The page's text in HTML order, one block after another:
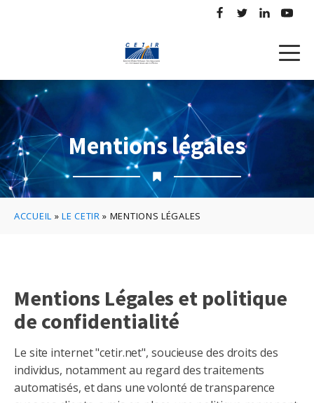
Mentions légales
ACCUEIL »LE CETIR » MENTIONS LÉGALES
Mentions Légales et politique
de confidentialité
Le site internet "cetir.net", soucieuse des droits des
individus, notamment au regard des traitements
automatisés, et dans une volonté de transparence